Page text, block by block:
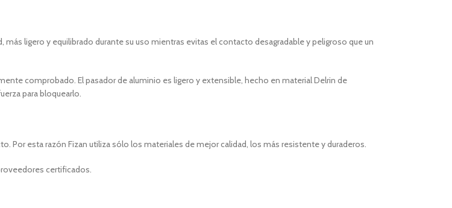
ligero y equilibrado durante su uso mientras evitas el contacto desagradable y peligroso que un
comprobado. El pasador de aluminio es ligero y extensible, hecho en material Delrin de
para bloquearlo.
Por esta razón Fizan utiliza sólo los materiales de mejor calidad, los más resistente y duraderos.
certificados.